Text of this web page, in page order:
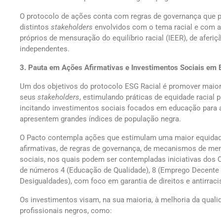
O protocolo de ações conta com regras de governança que
distintos stakeholders envolvidos com o tema racial e com
próprios de mensuração do equilíbrio racial (IEER), de
independentes.
3. Pauta em Ações Afirmativas e Investimentos Sociais em
Um dos objetivos do protocolo ESG Racial é promover
seus stakeholders, estimulando práticas de equidade racial
incitando investimentos sociais focados em educação para
apresentem grandes índices de população negra.
O Pacto contempla ações que estimulam uma maior
afirmativas, de regras de governança, de mecanismos de
sociais, nos quais podem ser contempladas iniciativas dos
de números 4 (Educação de Qualidade), 8 (Emprego
Desigualdades), com foco em garantia de direitos e
Os investimentos visam, na sua maioria, à melhoria da
profissionais negros, como: